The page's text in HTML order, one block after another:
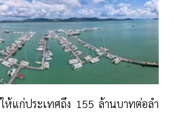
ให้แก่ประเทศถึง 155 ล้านบาทต่อลำ